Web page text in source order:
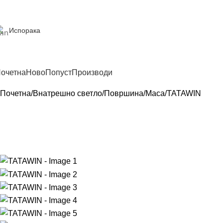
Испорака
НовоПопустПроизводи
Почетна Внатрешно светло Површина Маса TATAWIN